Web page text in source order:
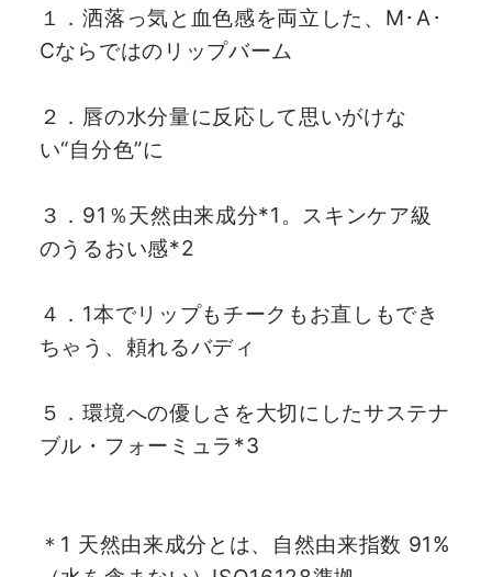
１．洒落っ気と血色感を両立した、M･A･
Cならではのリップバーム
２．唇の水分量に反応して思いがけな
い“自分色”に
３．91％天然由来成分*1。スキンケア級
のうるおい感*2
４．1本でリップもチークもお直しもでき
ちゃう、頼れるバディ
５．環境への優しさを大切にしたサステナ
ブル・フォーミュラ*3
＊1 天然由来成分とは、自然由来指数 91%